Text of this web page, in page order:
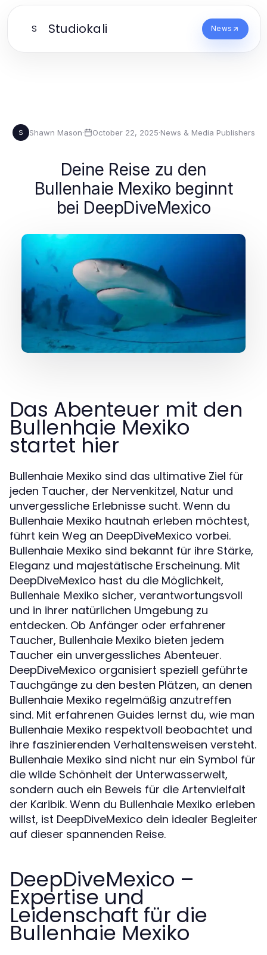
S Studiokali News
S Shawn Mason· October 22, 2025·News & Media Publishers
Deine Reise zu den
Bullenhaie Mexiko beginnt
bei DeepDiveMexico
Das Abenteuer mit den
Bullenhaie Mexiko
startet hier
Bullenhaie Mexiko sind das ultimative Ziel für
jeden Taucher, der Nervenkitzel, Natur und
unvergessliche Erlebnisse sucht. Wenn du
Bullenhaie Mexiko hautnah erleben möchtest,
führt kein Weg an DeepDiveMexico vorbei.
Bullenhaie Mexiko sind bekannt für ihre Stärke,
Eleganz und majestätische Erscheinung. Mit
DeepDiveMexico hast du die Möglichkeit,
Bullenhaie Mexiko sicher, verantwortungsvoll
und in ihrer natürlichen Umgebung zu
entdecken. Ob Anfänger oder erfahrener
Taucher, Bullenhaie Mexiko bieten jedem
Taucher ein unvergessliches Abenteuer.
DeepDiveMexico organisiert speziell geführte
Tauchgänge zu den besten Plätzen, an denen
Bullenhaie Mexiko regelmäßig anzutreffen
sind. Mit erfahrenen Guides lernst du, wie man
Bullenhaie Mexiko respektvoll beobachtet und
ihre faszinierenden Verhaltensweisen versteht.
Bullenhaie Mexiko sind nicht nur ein Symbol für
die wilde Schönheit der Unterwasserwelt,
sondern auch ein Beweis für die Artenvielfalt
der Karibik. Wenn du Bullenhaie Mexiko erleben
willst, ist DeepDiveMexico dein idealer Begleiter
auf dieser spannenden Reise.
DeepDiveMexico –
Expertise und
Leidenschaft für die
Bullenhaie Mexiko